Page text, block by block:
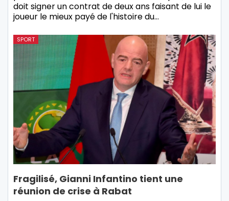
doit signer un contrat de deux ans faisant de lui le
joueur le mieux payé de l'histoire du…
SPORT
Fragilisé, Gianni Infantino tient une
réunion de crise à Rabat